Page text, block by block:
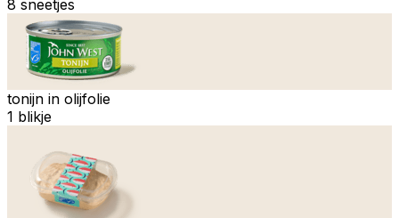
8 sneetjes
tonijn in olijfolie
1 blikje